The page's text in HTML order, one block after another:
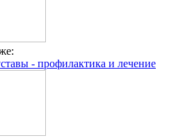
- профилактика и лечение